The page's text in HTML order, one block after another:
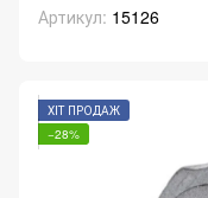
Артикул: 15126
ХІТ ПРОДАЖ
−28%